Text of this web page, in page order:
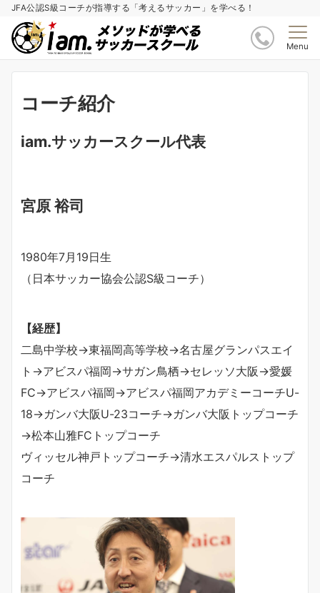
JFA公認S級コーチが指導する「考えるサッカー」を学べる！
Menu
コーチ紹介
iam.サッカースクール代表
宮原裕司
1980年7月 19日生
（日本サッカー協会公認S級コーチ）
【経歴】
二島中学校→東福岡高等学校→名古屋グランパスエイ
ト→アビスパ福岡→サガン鳥栖→セレッソ大阪→愛媛
FC→アビスパ福岡→アビスパ福岡アカデミーコーチU-
18→ガンバ大阪U-23コーチ→ガンバ大阪トップコーチ
→松本山雅FCトップコーチ
ヴィッセル神戸トップコーチ→清水エスパルストップ
コーチ